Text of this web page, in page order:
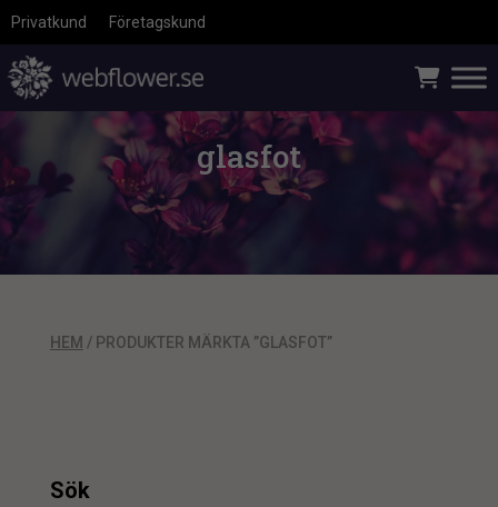
Privatkund Företagskund
glasfot
HEM / PRODUKTER MÄRKTA ”GLASFOT”
Sök